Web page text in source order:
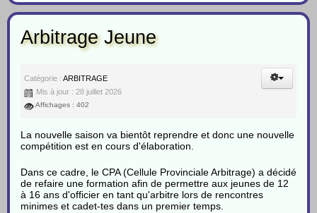
Arbitrage Jeune
Catégorie : ARBITRAGE
Mis à jour : 28 juillet 2026
Affichages : 402
La nouvelle saison va bientôt reprendre et donc une nouvelle
compétition est en cours d'élaboration.
Dans ce cadre, le CPA (Cellule Provinciale Arbitrage) a décidé
de refaire une formation afin de permettre aux jeunes de 12
à 16 ans d'officier en tant qu'arbitre lors de rencontres
minimes et cadet-tes dans un premier temps.